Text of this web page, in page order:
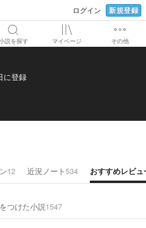
ログイン 新規登録
説を探す マイページ その他
に登録
12 近況ノート 534 おすすめレビュ
つけた小説1547